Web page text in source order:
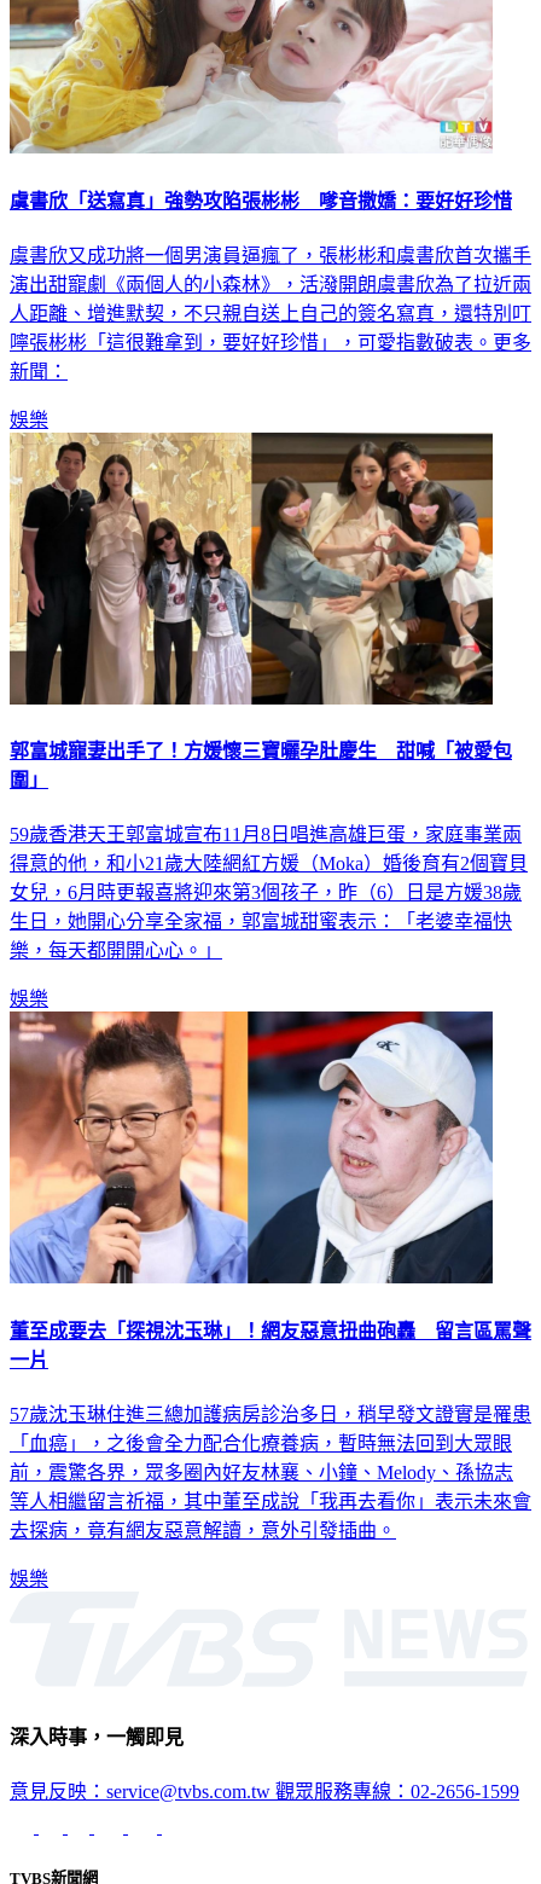
虞書欣「送寫真」強勢攻陷張彬彬 嗲音撒嬌：要好好珍惜
虞書欣又成功將一個男演員逼瘋了，張彬彬和虞書欣首次攜手
演出甜寵劇《兩個人的小森林》，活潑開朗虞書欣為了拉近兩
人距離、增進默契，不只親自送上自己的簽名寫真，還特別叮
嚀張彬彬「這很難拿到，要好好珍惜」，可愛指數破表。更多
新聞：
娛樂
郭富城寵妻出手了！方媛懷三寶曬孕肚慶生 甜喊「被愛包
圍」
59歲香港天王郭富城宣布11月8日唱進高雄巨蛋，家庭事業兩
得意的他，和小21歲大陸網紅方媛（Moka）婚後育有2個寶貝
女兒，6月時更報喜將迎來第3個孩子，昨（6）日是方媛38歲
生日，她開心分享全家福，郭富城甜蜜表示：「老婆幸福快
樂，每天都開開心心。」
娛樂
董至成要去「探視沈玉琳」！網友惡意扭曲砲轟 留言區罵聲
一片
57歲沈玉琳住進三總加護病房診治多日，稍早發文證實是罹患
「血癌」，之後會全力配合化療養病，暫時無法回到大眾眼
前，震驚各界，眾多圈內好友林襄、小鐘、Melody、孫協志
等人相繼留言祈福，其中董至成說「我再去看你」表示未來會
去探病，竟有網友惡意解讀，意外引發插曲。
娛樂
深入時事，一觸即見
意見反映：service@tvbs.com.tw 觀眾服務專線：02-2656-1599
TVBS新聞網